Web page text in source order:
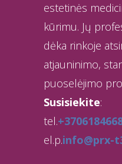
estetinės
kūrimu. Jų
dėka rinkoje
atjauninimo,
puoselėjimo
Susisiekite:
tel.
el.p.info@prx-